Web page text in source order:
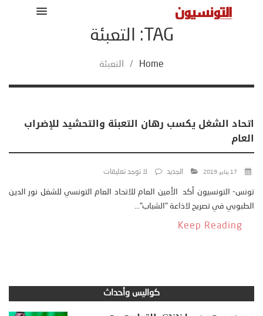
TAG: التعبئة
Home
/ التعبئة
اتحاد الشغل يكسب رهان التعبئة والتحشيد للإضراب
العام
17 يناير، 2019 الجديد لا توجد تعليقات
تونس- التونسيون أكد الأمين العام للاتحاد العام التونسي للشغل نور الدين
الطبوبي في تصريح لاذاعة "الشباب"...
Keep Reading
كواليس وأحداث